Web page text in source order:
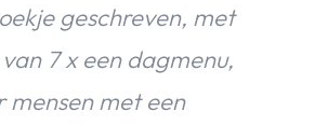
geschreven, met
7 x een dagmenu,
mensen met een